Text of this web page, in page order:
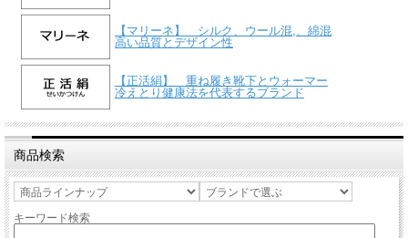
【マリーネ】 シルク、ウール混,、綿混
高い品質とデザイン性
【正活絹】 重ね履き靴下とウォーマー
冷えとり健康法を代表するブランド
商品検索
キーワード検索